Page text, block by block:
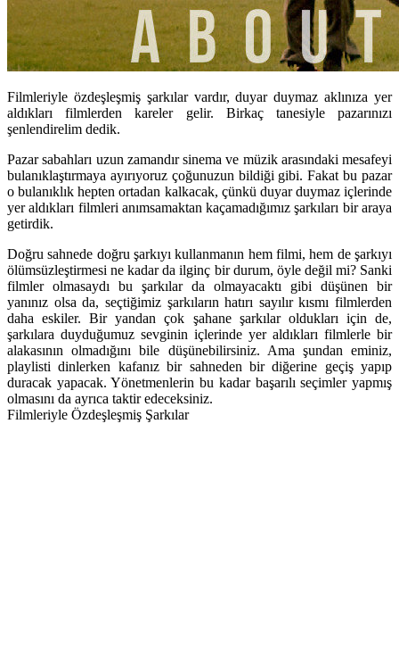
Filmleriyle özdeşleşmiş şarkılar vardır, duyar duymaz aklınıza yer
aldıkları filmlerden kareler gelir. Birkaç tanesiyle pazarınızı
şenlendirelim dedik.
Pazar sabahları uzun zamandır sinema ve müzik arasındaki mesafeyi
bulanıklaştırmaya ayırıyoruz çoğunuzun bildiği gibi. Fakat bu pazar
o bulanıklık hepten ortadan kalkacak, çünkü duyar duymaz içlerinde
yer aldıkları filmleri anımsamaktan kaçamadığımız şarkıları bir araya
getirdik.
Doğru sahnede doğru şarkıyı kullanmanın hem filmi, hem de şarkıyı
ölümsüzleştirmesi ne kadar da ilginç bir durum, öyle değil mi? Sanki
filmler olmasaydı bu şarkılar da olmayacaktı gibi düşünen bir
yanınız olsa da, seçtiğimiz şarkıların hatırı sayılır kısmı filmlerden
daha eskiler. Bir yandan çok şahane şarkılar oldukları için de,
şarkılara duyduğumuz sevginin içlerinde yer aldıkları filmlerle bir
alakasının olmadığını bile düşünebilirsiniz. Ama şundan eminiz,
playlisti dinlerken kafanız bir sahneden bir diğerine geçiş yapıp
duracak yapacak. Yönetmenlerin bu kadar başarılı seçimler yapmış
olmasını da ayrıca taktir edeceksiniz.
Filmleriyle Özdeşleşmiş Şarkılar